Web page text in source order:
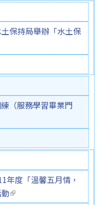
保持局舉辦「水土保
（服務學習畢業門
年度「溫馨五月情，
(link is external)